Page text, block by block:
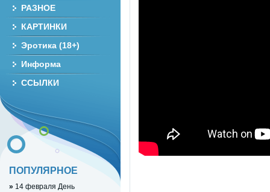
РАЗНОЕ
КАРТИНКИ
Эротика (18+)
Информа
ССЫЛКИ
ПОПУЛЯРНОЕ
» 14 февраля День